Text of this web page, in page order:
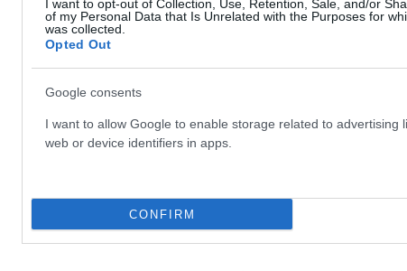
I want to opt-out of Collection, Use, Retention, Sale, and/or
of my Personal Data that Is Unrelated with the Purposes for
was collected.
Opted Out
Google consents
I want to allow Google to enable storage related to advertising
web or device identifiers in apps.
CONFIRM
Με Μοστριό στο τιμόνι το
Futsal ανδρών
του με τον προπονητή Γιάννη Μοστριό για
το τμήμα Futsal Ανδρών.
μαθηματικά την